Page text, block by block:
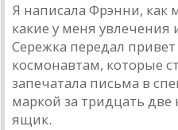
Я написала Фрэнни,
какие у меня
Сережка передал
космонавтам, которые
запечатала письма в
маркой за тридцать две
ящик.